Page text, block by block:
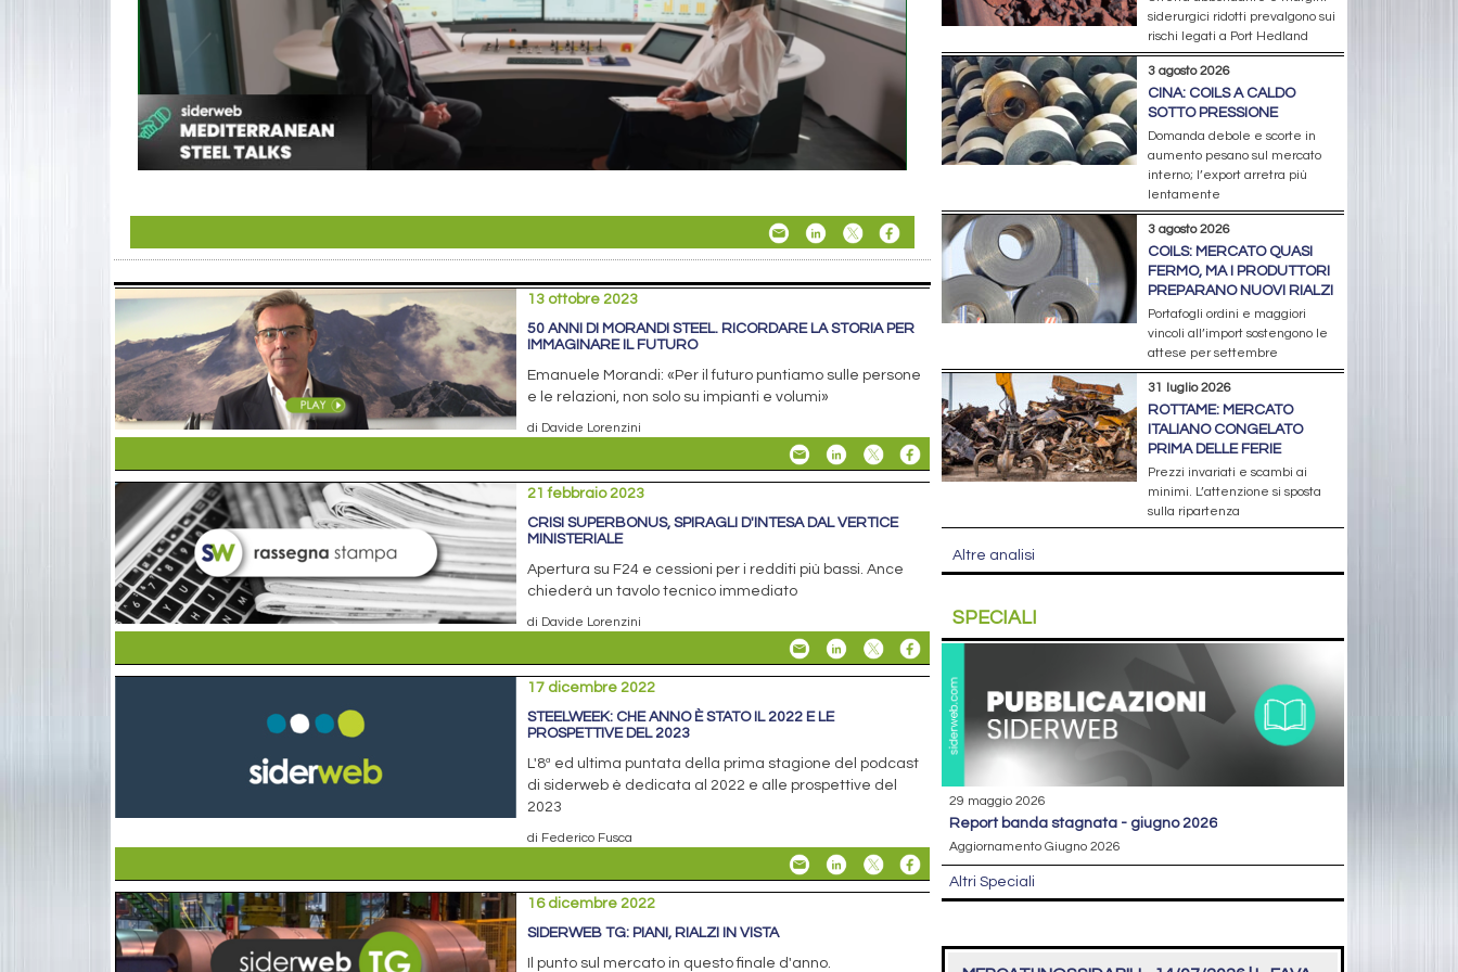
13 ottobre 2023
50 ANNI DI MORANDI STEEL. RICORDARE LA STORIA PER
IMMAGINARE IL FUTURO
Emanuele Morandi: «Per il futuro puntiamo sulle persone
e le relazioni, non solo su impianti e volumi»
di Davide Lorenzini
21 febbraio 2023
CRISI SUPERBONUS, SPIRAGLI D'INTESA DAL VERTICE
MINISTERIALE
Apertura su F24 e cessioni per i redditi più bassi. Ance
chiederà un tavolo tecnico immediato
di Davide Lorenzini
17 dicembre 2022
STEELWEEK: CHE ANNO È STATO IL 2022 E LE
PROSPETTIVE DEL 2023
L'8ª ed ultima puntata della prima stagione del podcast
di siderweb è dedicata al 2022 e alle prospettive del
2023
di Federico Fusca
16 dicembre 2022
SIDERWEB TG: PIANI, RIALZI IN VISTA
Il punto sul mercato in questo finale d'anno.
siderurgici ridotti prevalgono sui
rischi legati a Port Hedland
3 agosto 2026
CINA: COILS A CALDO
SOTTO PRESSIONE
Domanda debole e scorte in
aumento pesano sul mercato
interno; l’export arretra più
lentamente
3 agosto 2026
COILS: MERCATO QUASI
FERMO, MA I PRODUTTORI
PREPARANO NUOVI RIALZI
Portafogli ordini e maggiori
vincoli all’import sostengono le
attese per settembre
31 luglio 2026
ROTTAME: MERCATO
ITALIANO CONGELATO
PRIMA DELLE FERIE
Prezzi invariati e scambi ai
minimi. L’attenzione si sposta
sulla ripartenza
Altre analisi
SPECIALI
29 maggio 2026
report banda stagnata - giugno 2026
Aggiornamento Giugno 2026
Altri Speciali